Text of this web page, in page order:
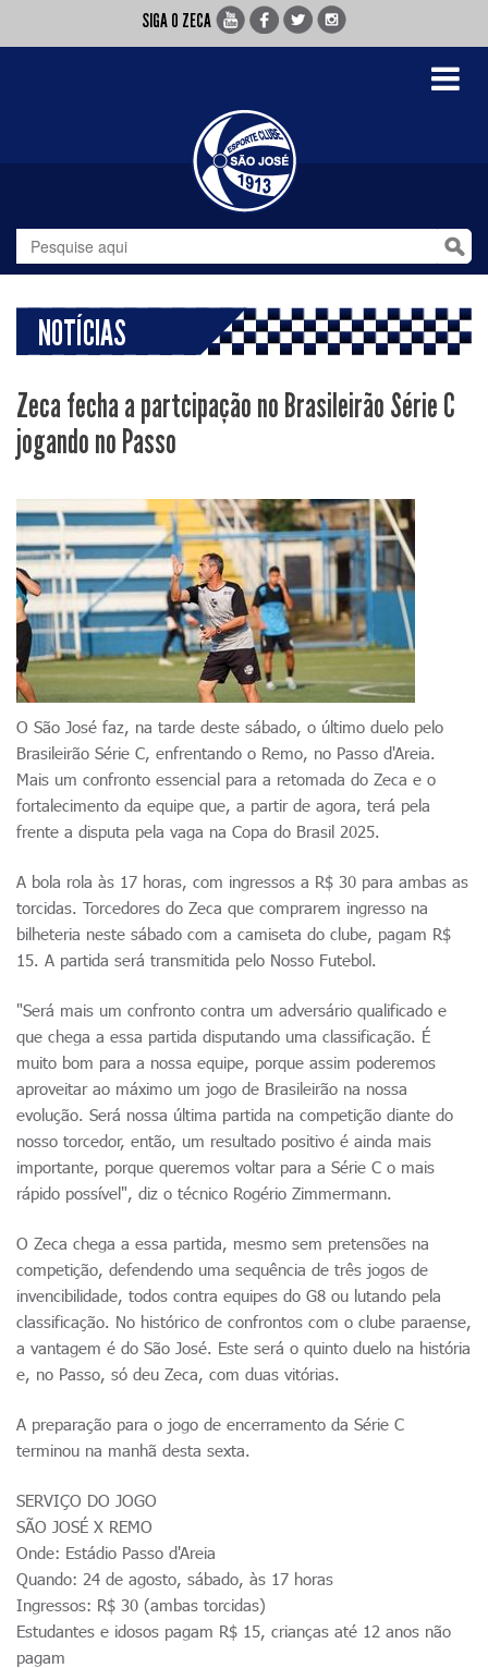
SIGA O ZECA
Toggle
NOTÍCIAS
Zeca fecha a partcipação no Brasileirão Série C
jogando no Passo
O São José faz, na tarde deste sábado, o último duelo pelo
Brasileirão Série C, enfrentando o Remo, no Passo d'Areia.
Mais um confronto essencial para a retomada do Zeca e o
fortalecimento da equipe que, a partir de agora, terá pela
frente a disputa pela vaga na Copa do Brasil 2025.
A bola rola às 17 horas, com ingressos a R$ 30 para ambas as
torcidas. Torcedores do Zeca que comprarem ingresso na
bilheteria neste sábado com a camiseta do clube, pagam R$
15. A partida será transmitida pelo Nosso Futebol.
"Será mais um confronto contra um adversário qualificado e
que chega a essa partida disputando uma classificação. É
muito bom para a nossa equipe, porque assim poderemos
aproveitar ao máximo um jogo de Brasileirão na nossa
evolução. Será nossa última partida na competição diante do
nosso torcedor, então, um resultado positivo é ainda mais
importante, porque queremos voltar para a Série C o mais
rápido possível", diz o técnico Rogério Zimmermann.
O Zeca chega a essa partida, mesmo sem pretensões na
competição, defendendo uma sequência de três jogos de
invencibilidade, todos contra equipes do G8 ou lutando pela
classificação. No histórico de confrontos com o clube paraense,
a vantagem é do São José. Este será o quinto duelo na história
e, no Passo, só deu Zeca, com duas vitórias.
A preparação para o jogo de encerramento da Série C
terminou na manhã desta sexta.
SERVIÇO DO JOGO
SÃO JOSÉ X REMO
Onde: Estádio Passo d'Areia
Quando: 24 de agosto, sábado, às 17 horas
Ingressos: R$ 30 (ambas torcidas)
Estudantes e idosos pagam R$ 15, crianças até 12 anos não
pagam